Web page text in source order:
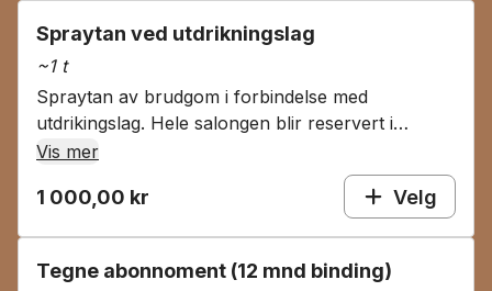
Spraytan ved utdrikningslag
~1 t
Spraytan av brudgom i forbindelse med
utdrikingslag. Hele salongen blir reservert i
tidsrommet sprayingen pågår.
Vis mer
1 000,00 kr Velg
Tegne abonnoment (12 mnd binding)